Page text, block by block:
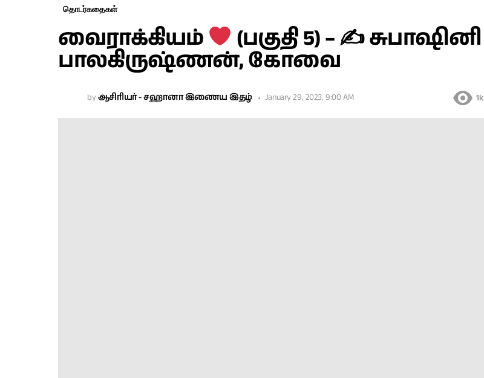
தொடர்கதைகள்
வைராக்கியம் (பகுதி 5) – ✍ சுபாஷினி
பாலகிருஷ்ணன், கோவை
byஆசிரியர் - சஹானா இணைய இதழ் January 29, 2023, 9:00 AM 1k